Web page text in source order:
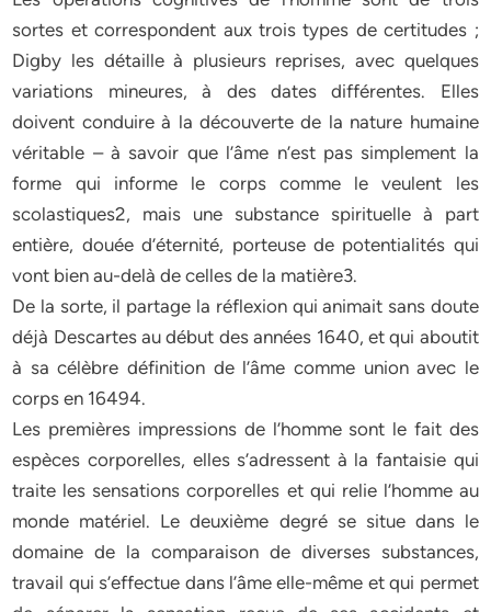
sortes et correspondent aux trois types de certitudes ;
Digby les détaille à plusieurs reprises, avec quelques
variations mineures, à des dates différentes. Elles
doivent conduire à la découverte de la nature humaine
véritable – à savoir que l’âme n’est pas simplement la
forme qui informe le corps comme le veulent les
scolastiques2, mais une substance spirituelle à part
entière, douée d’éternité, porteuse de potentialités qui
vont bien au-delà de celles de la matière3.
De la sorte, il partage la réflexion qui animait sans doute
déjà Descartes au début des années 1640, et qui aboutit
à sa célèbre définition de l’âme comme union avec le
corps en 16494.
Les premières impressions de l’homme sont le fait des
espèces corporelles, elles s’adressent à la fantaisie qui
traite les sensations corporelles et qui relie l’homme au
monde matériel. Le deuxième degré se situe dans le
domaine de la comparaison de diverses substances,
travail qui s’effectue dans l’âme elle-même et qui permet